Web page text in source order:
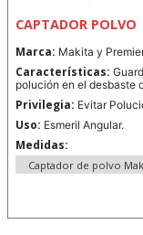
CAPTADOR POLVO
Marca: Makita y
Características:
polución en el desbaste
Privilegia: Evitar
Uso: Esmeril Angular.
Medidas: